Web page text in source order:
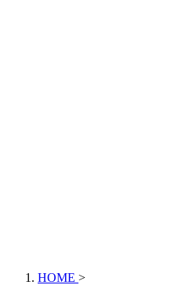
HOME >